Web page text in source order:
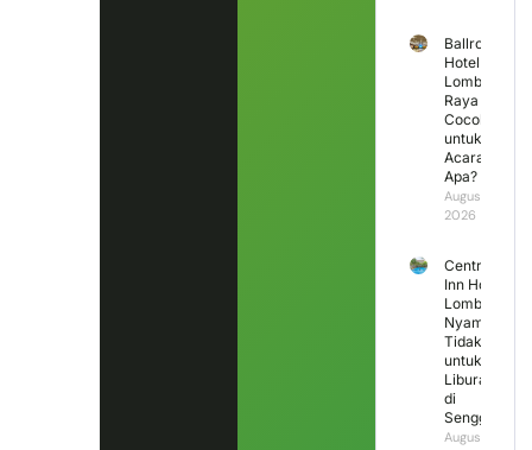
Ballroom
Hotel
Lombok
Raya
Cocok
untuk
Acara
Apa?
August 3,
2026
Central
Inn Hotel
Lombok,
Nyaman
Tidak
untuk
Liburan
di
Senggigi?
August 2,